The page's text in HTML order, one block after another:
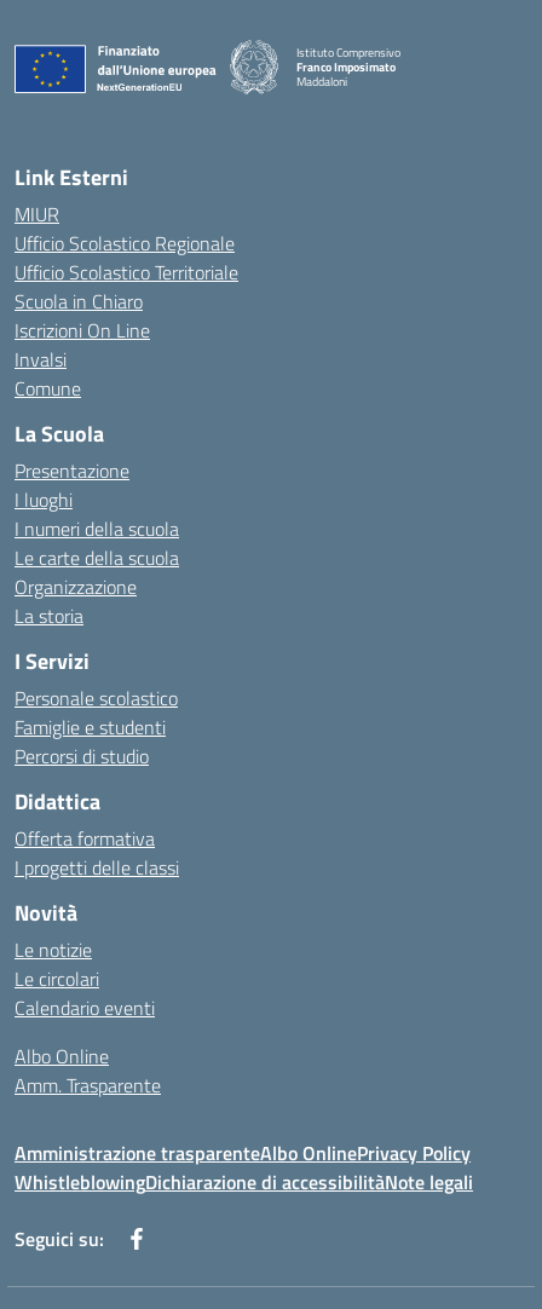
Istituto Comprensivo
Franco Imposimato
Maddaloni
Link Esterni
MIUR
Ufficio Scolastico Regionale
Ufficio Scolastico Territoriale
Scuola in Chiaro
Iscrizioni On Line
Invalsi
Comune
La Scuola
Presentazione
I luoghi
I numeri della scuola
Le carte della scuola
Organizzazione
La storia
I Servizi
Personale scolastico
Famiglie e studenti
Percorsi di studio
Didattica
Offerta formativa
I progetti delle classi
Novità
Le notizie
Le circolari
Calendario eventi
Albo Online
Amm. Trasparente
Amministrazione trasparenteAlbo OnlinePrivacy Policy
WhistleblowingDichiarazione di accessibilitàNote legali
Seguici su: